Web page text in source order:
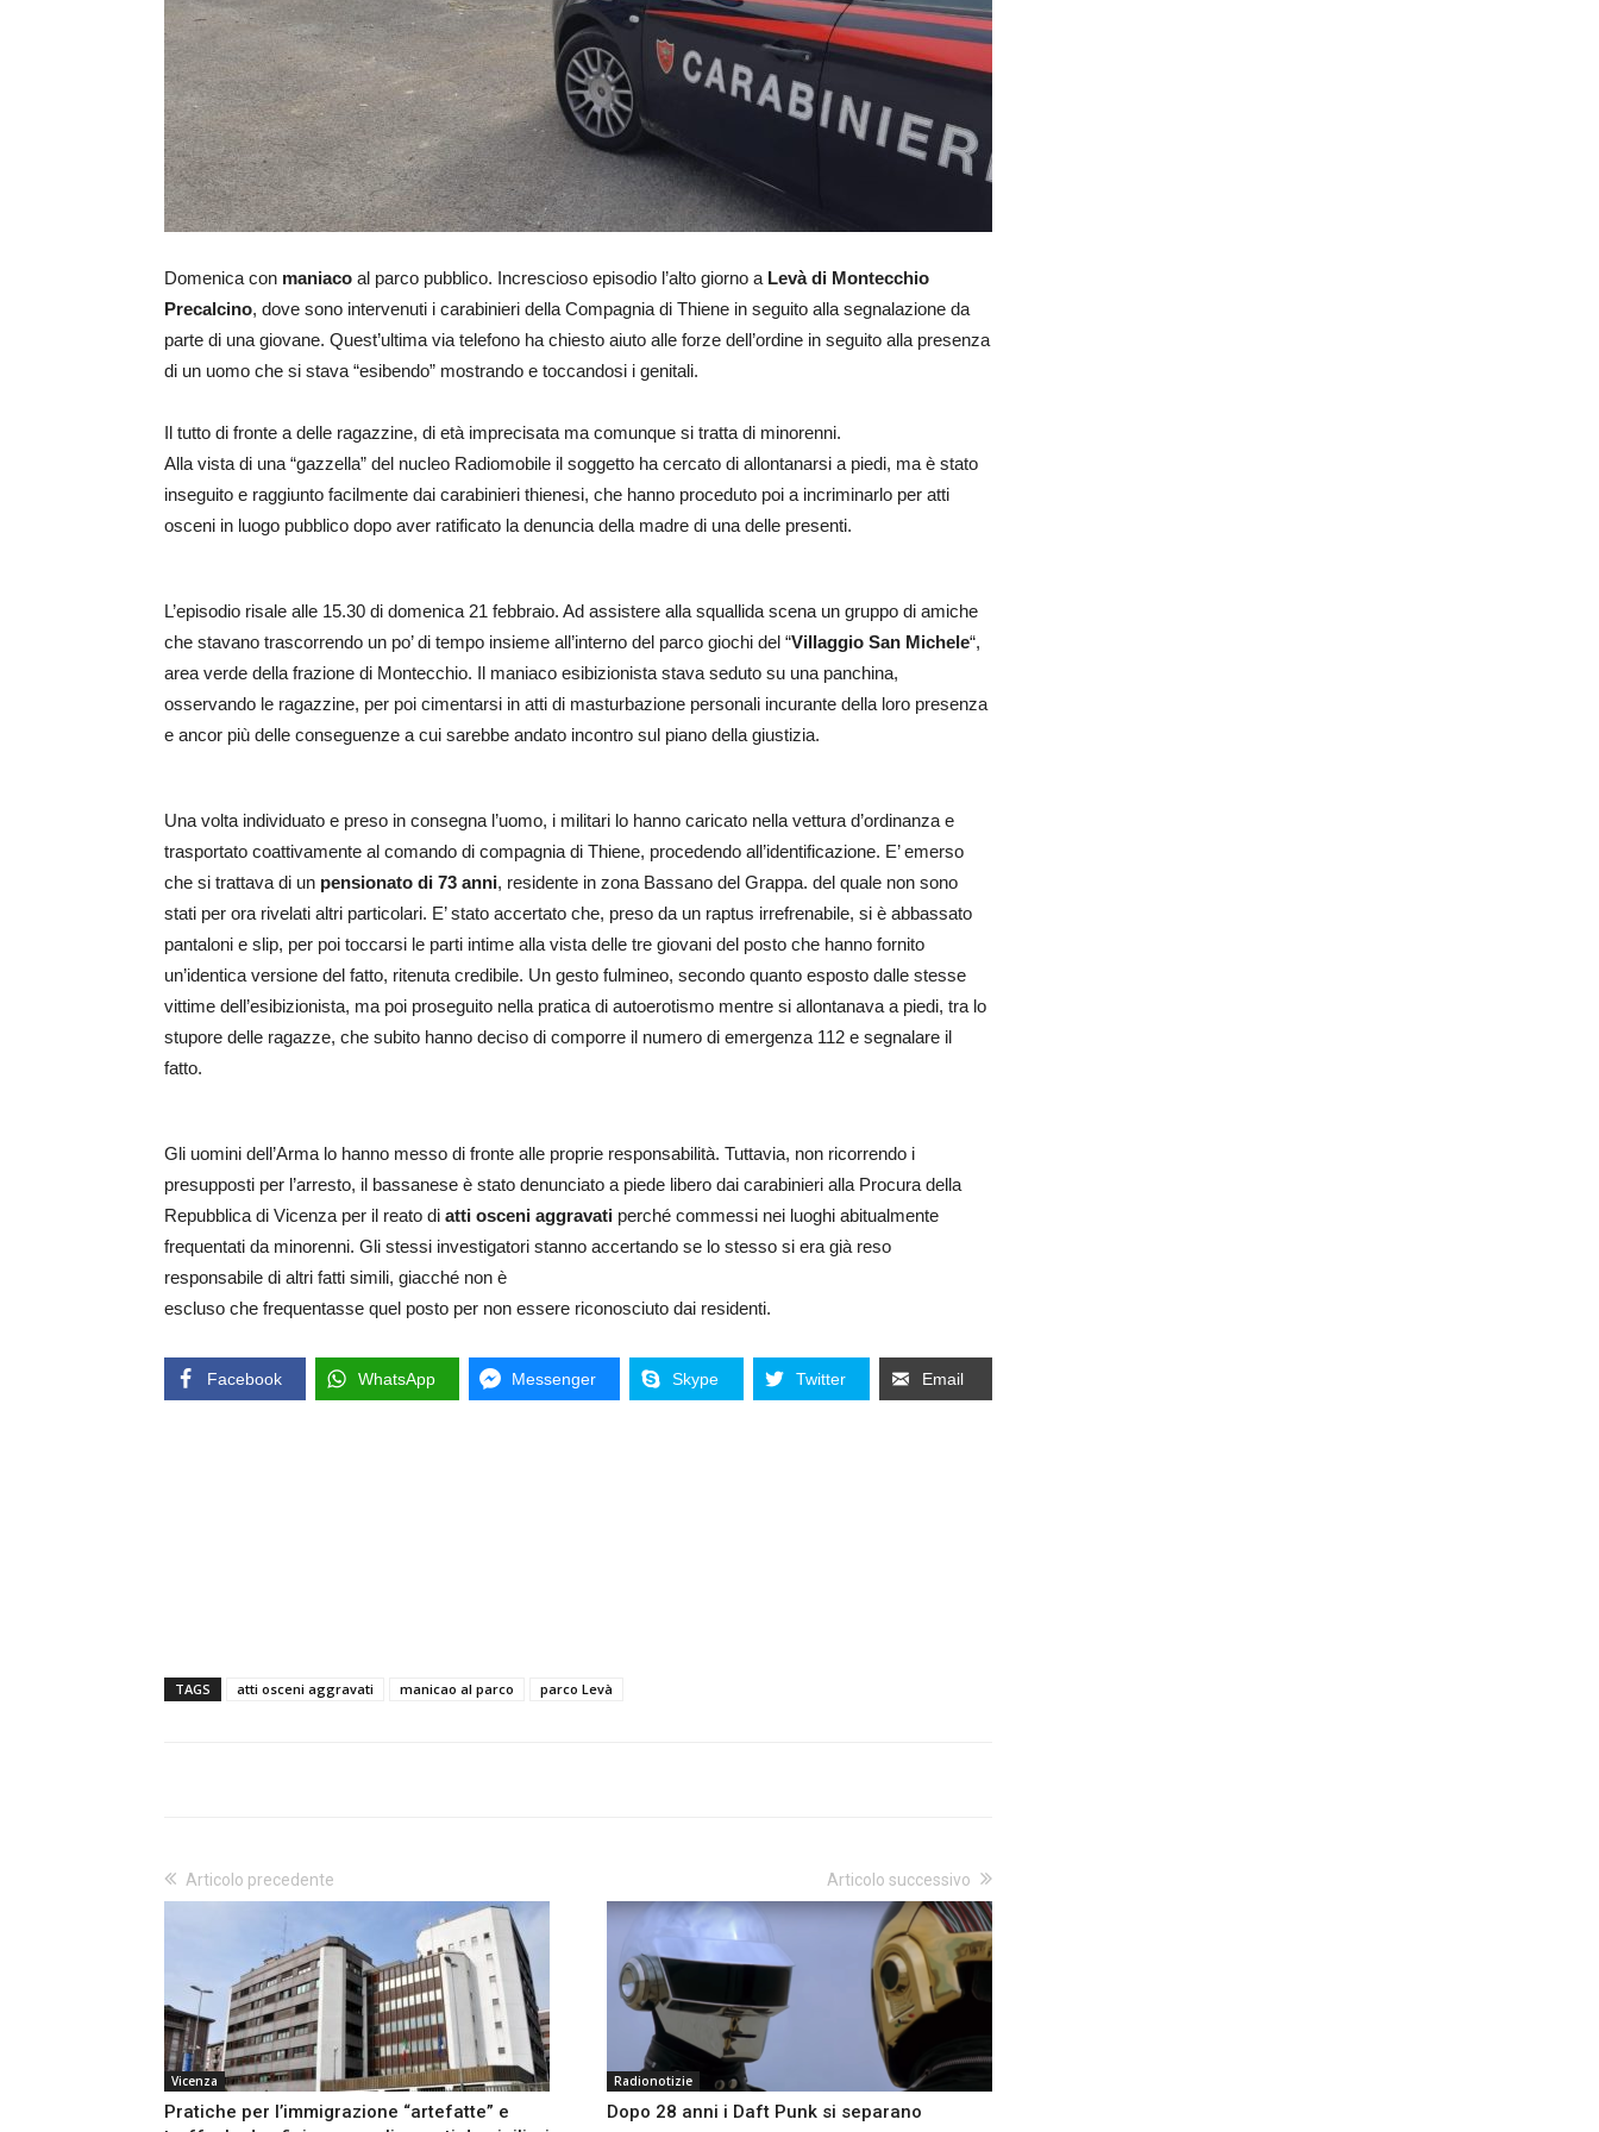
Domenica con maniaco al parco pubblico. Increscioso episodio l’alto giorno a Levà di Montecchio
Precalcino, dove sono intervenuti i carabinieri della Compagnia di Thiene in seguito alla segnalazione da
parte di una giovane. Quest’ultima via telefono ha chiesto aiuto alle forze dell’ordine in seguito alla presenza
di un uomo che si stava “esibendo” mostrando e toccandosi i genitali.
Il tutto di fronte a delle ragazzine, di età imprecisata ma comunque si tratta di minorenni.
Alla vista di una “gazzella” del nucleo Radiomobile il soggetto ha cercato di allontanarsi a piedi, ma è stato
inseguito e raggiunto facilmente dai carabinieri thienesi, che hanno proceduto poi a incriminarlo per atti
osceni in luogo pubblico dopo aver ratificato la denuncia della madre di una delle presenti.
L’episodio risale alle 15.30 di domenica 21 febbraio. Ad assistere alla squallida scena un gruppo di amiche
che stavano trascorrendo un po’ di tempo insieme all’interno del parco giochi del “Villaggio San Michele“,
area verde della frazione di Montecchio. Il maniaco esibizionista stava seduto su una panchina,
osservando le ragazzine, per poi cimentarsi in atti di masturbazione personali incurante della loro presenza
e ancor più delle conseguenze a cui sarebbe andato incontro sul piano della giustizia.
Una volta individuato e preso in consegna l’uomo, i militari lo hanno caricato nella vettura d’ordinanza e
trasportato coattivamente al comando di compagnia di Thiene, procedendo all’identificazione. E’ emerso
che si trattava di un pensionato di 73 anni, residente in zona Bassano del Grappa. del quale non sono
stati per ora rivelati altri particolari. E’ stato accertato che, preso da un raptus irrefrenabile, si è abbassato
pantaloni e slip, per poi toccarsi le parti intime alla vista delle tre giovani del posto che hanno fornito
un’identica versione del fatto, ritenuta credibile. Un gesto fulmineo, secondo quanto esposto dalle stesse
vittime dell’esibizionista, ma poi proseguito nella pratica di autoerotismo mentre si allontanava a piedi, tra lo
stupore delle ragazze, che subito hanno deciso di comporre il numero di emergenza 112 e segnalare il
fatto.
Gli uomini dell’Arma lo hanno messo di fronte alle proprie responsabilità. Tuttavia, non ricorrendo i
presupposti per l’arresto, il bassanese è stato denunciato a piede libero dai carabinieri alla Procura della
Repubblica di Vicenza per il reato di atti osceni aggravati perché commessi nei luoghi abitualmente
frequentati da minorenni. Gli stessi investigatori stanno accertando se lo stesso si era già reso
responsabile di altri fatti simili, giacché non è
escluso che frequentasse quel posto per non essere riconosciuto dai residenti.
Facebook WhatsApp Messenger Skype Twitter Email
TAGS atti osceni aggravati manicao al parco parco Levà
Articolo precedente
Vicenza
Pratiche per l’immigrazione “artefatte” e
Articolo successivo
Radionotizie
Dopo 28 anni i Daft Punk si separano